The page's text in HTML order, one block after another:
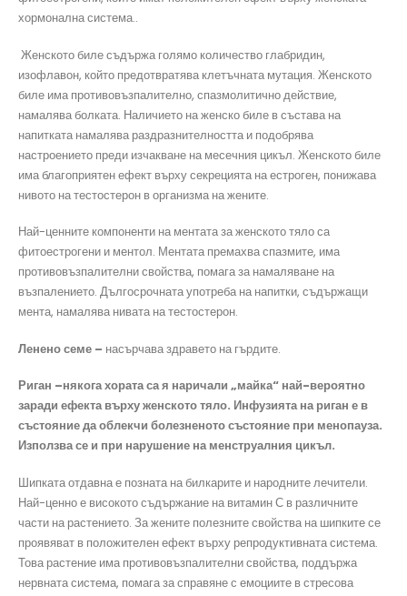
хормонална система..
Женското биле съдържа голямо количество глабридин,
изофлавон, който предотвратява клетъчната мутация. Женското
биле има противовъзпалително, спазмолитично действие,
намалява болката. Наличието на женско биле в състава на
напитката намалява раздразнителността и подобрява
настроението преди изчакване на месечния цикъл. Женското биле
има благоприятен ефект върху секрецията на естроген, понижава
нивото на тестостерон в организма на жените.
Най-ценните компоненти на ментата за женското тяло са
фитоестрогени и ментол. Ментата премахва спазмите, има
противовъзпалителни свойства, помага за намаляване на
възпалението. Дългосрочната употреба на напитки, съдържащи
мента, намалява нивата на тестостерон.
Ленено семе – насърчава здравето на гърдите.
Риган –някога хората са я наричали „майка“ най-вероятно
заради ефекта върху женското тяло. Инфузията на риган е в
състояние да облекчи болезненото състояние при менопауза.
Използва се и при нарушение на менструалния цикъл.
Шипката отдавна е позната на билкарите и народните лечители.
Най-ценно е високото съдържание на витамин С в различните
части на растението. За жените полезните свойства на шипките се
проявяват в положителен ефект върху репродуктивната система.
Това растение има противовъзпалителни свойства, поддържа
нервната система, помага за справяне с емоциите в стресова